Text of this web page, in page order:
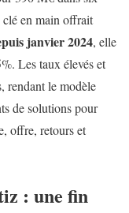
en main offrait
janvier 2024, elle
Les taux élevés et
rendant le modèle
de solutions pour
offre, retours et
: une fin